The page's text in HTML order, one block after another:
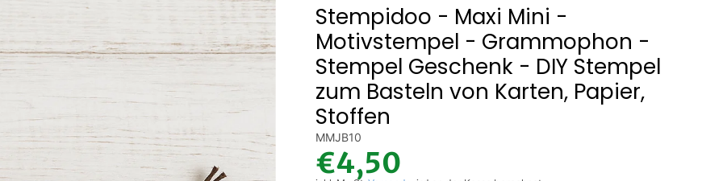
Stempidoo - Maxi Mini -
Motivstempel - Grammophon -
Stempel Geschenk - DIY Stempel
zum Basteln von Karten, Papier,
Stoffen
MMJB10
€4,50